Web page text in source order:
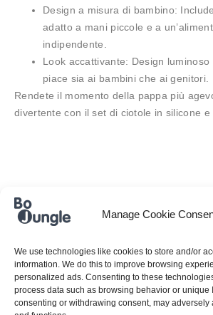
Manage Cookie
We use technologies like cookies to store and/or
information. We do this to improve browsing
personalized ads. Consenting to these
process data such as browsing behavior or unique
consenting or withdrawing consent, may adversely
Design a misura di bambino:
adatto a mani piccole e a
indipendente.
Look accattivante: Design
piace sia ai bambini che ai genitori.
Rendete il momento della pappa più
divertente con il set di ciotole in silicone e
INFORMAZIONI
AGGIUNTIVE
COD:B500610
Categorie:Cibo e bevande,